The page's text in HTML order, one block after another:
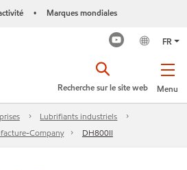
• Marques mondiales
FR
Menu
Recherche sur le site web
Lubrifiants industriels
Company
DH800II